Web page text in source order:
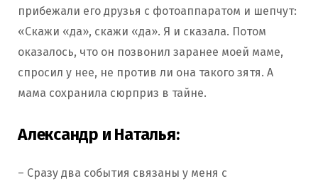
прибежали его друзья с фотоаппаратом и шепчут:
«Скажи «да», скажи «да». Я и сказала. Потом
оказалось, что он позвонил заранее моей маме,
спросил у нее, не против ли она такого зятя. А
мама сохранила сюрприз в тайне.
Александр и Наталья:
– Сразу два события связаны у меня с